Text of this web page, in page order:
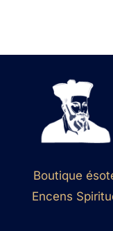
Boutique
Encens